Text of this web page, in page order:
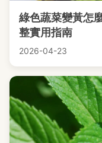
綠色蔬菜變黃怎
整實用指南
2026-04-23